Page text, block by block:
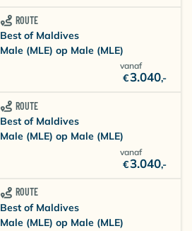
ROUTE
Best of Maldives
Male (MLE) op Male (MLE)
vanaf
€3.040,-
ROUTE
Best of Maldives
Male (MLE) op Male (MLE)
vanaf
€3.040,-
ROUTE
Best of Maldives
Male (MLE) op Male (MLE)